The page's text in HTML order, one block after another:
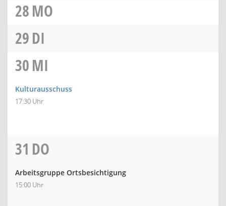
28MO
29DI
30MI
Kulturausschuss
17:30 Uhr
31 DO
Arbeitsgruppe Ortsbesichtigung
15:00 Uhr